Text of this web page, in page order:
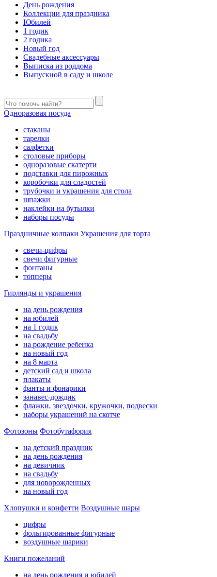
День рождения
Коллекции для праздника
Юбилей
1 годик
2 годика
Новый год
Свадебные аксессуары
Выписка из роддома
Выпускной в саду и школе
Одноразовая посуда
стаканы
тарелки
салфетки
столовые приборы
одноразовые скатерти
подставки для пирожных
коробочки для сладостей
трубочки и украшения для стола
шпажки
наклейки на бутылки
наборы посуды
Праздничные колпаки Украшения для торта
свечи-цифры
свечи фигурные
фонтаны
топперы
Гирлянды и украшения
на день рождения
на юбилей
на 1 годик
на свадьбу
на рождение ребенка
на новый год
на 8 марта
детский сад и школа
плакаты
фанты и фонарики
занавес-дождик
флажки, звездочки, кружочки, подвески
наборы украшений на скотче
Фотозоны Фотобутафория
на детский праздник
на день рождения
на девичник
на свадьбу
для новорожденных
на новый год
Хлопушки и конфетти Воздушные шары
цифры
фольгированные фигурные
воздушные шарики
Книги пожеланий
на день рождения и юбилей